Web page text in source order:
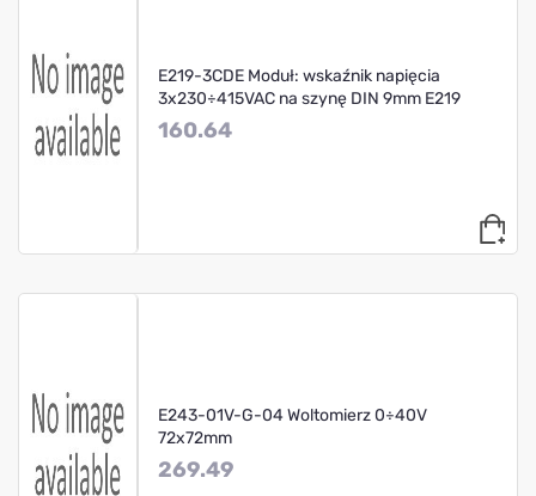
E219-3CDE Moduł: wskaźnik napięcia
3x230÷415VAC na szynę DIN 9mm E219
160.64
E243-01V-G-04 Woltomierz 0÷40V
72x72mm
269.49